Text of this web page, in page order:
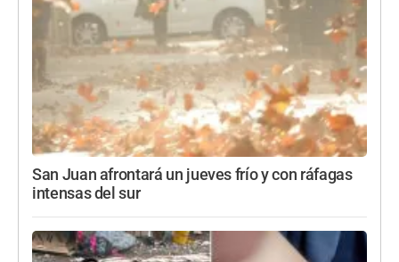
San Juan afrontará un jueves frío y con ráfagas
intensas del sur